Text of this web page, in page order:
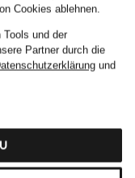
Cookies ablehnen.
und der
Partner durch die
und